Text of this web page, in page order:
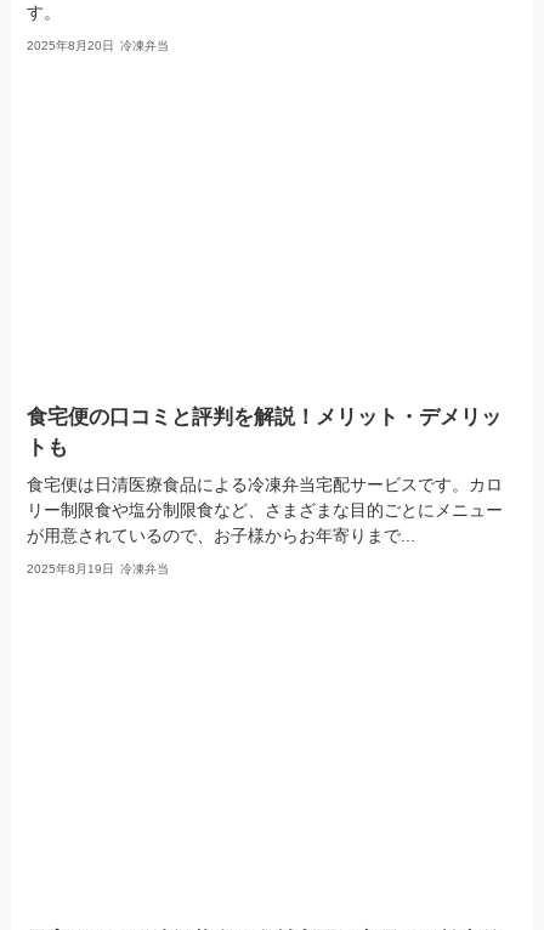
す。
2025年8月20日 冷凍弁当
食宅便の口コミと評判を解説！メリット・デメリッ
トも
食宅便は日清医療食品による冷凍弁当宅配サービスです。カロ
リー制限食や塩分制限食など、さまざまな目的ごとにメニュー
が用意されているので、お子様からお年寄りまで...
2025年8月19日 冷凍弁当